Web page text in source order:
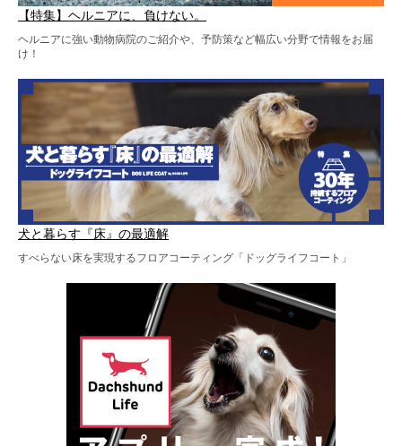
【特集】ヘルニアに、負けない。
ヘルニアに強い動物病院のご紹介や、予防策など幅広い分野で情報をお届
け！
犬と暮らす『床』の最適解
すべらない床を実現するフロアコーティング「ドッグライフコート」